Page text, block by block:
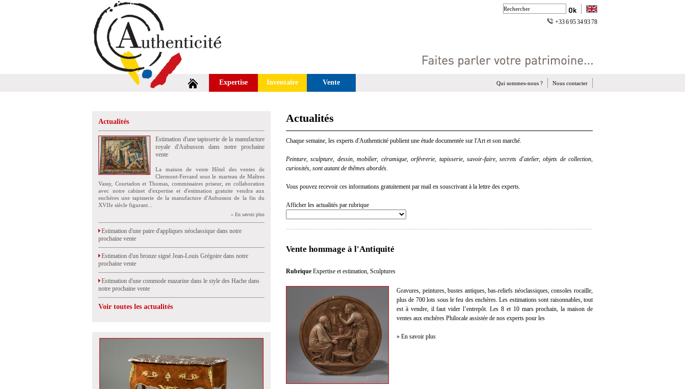
+33 6 95 34 93 78
Expertise Inventaire Vente Nous contacter
Qui sommes-nous ?
Actualités
Estimation d'une tapisserie de la manufacture
royale d'Aubusson dans notre prochaine
vente
La maison de vente Hôtel des ventes de
Clermont-Ferrand sous le marteau de Maîtres
Vassy, Courtadon et Thomas, commissaires priseur, en collaboration
avec notre cabinet d'expertise et d'estimation gratuite vendra aux
enchères une tapisserie de la manufacture d'Aubusson de la fin du
XVIIe siècle figurant...
» En savoir plus
Estimation d'une paire d'appliques néoclassique dans notre
prochaine vente
Estimation d'un bronze signé Jean-Louis Grégoire dans notre
prochaine vente
Estimation d'une commode mazarine dans le style des Hache dans
notre prochaine vente
Voir toutes les actualités
Actualités
Chaque semaine, les experts d'Authenticité publient une étude documentée sur l'Art et son marché.
Peinture, sculpture, dessin, mobilier, céramique, orfévrerie, tapisserie, savoir-faire, secrets d'atelier, objets de collection,
curiosités, sont autant de thêmes abordés.
Vous pouvez recevoir ces informations gratuitement par mail en souscrivant à la lettre des experts.
Afficher les actualités par rubrique
Vente hommage à l'Antiquité
Rubrique Expertise et estimation, Sculptures
Gravures, peintures, bustes antiques, bas-reliefs néoclassiques, consoles rocaille,
plus de 700 lots sous le feu des enchères. Les estimations sont raisonnables, tout
est à vendre, il faut vider l’entrepôt. Les 8 et 10 mars prochain, la maison de
ventes aux enchères Philocale assistée de nos experts pour les
» En savoir plus